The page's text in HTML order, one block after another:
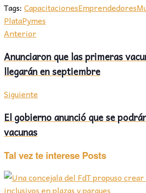
Tags: CapacitacionesEmprendedores
PlataPymes
Anterior
Anunciaron que las primeras
llegarán en septiembre
Siguiente
El gobierno anunció que se
vacunas
Tal vez te interese Posts